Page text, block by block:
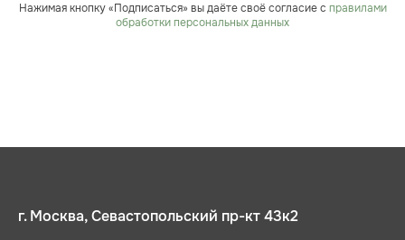
Нажимая кнопку «Подписаться» вы даёте своё согласие с правилами
обработки персональных данных
г. Москва, Севастопольский пр-кт 43к2